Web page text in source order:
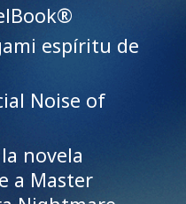
espíritu de
Noise of
novela
a Master